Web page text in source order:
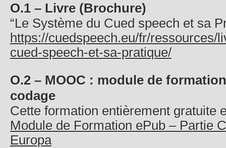
O.1 – Livre (Brochure)
“Le Système du Cued speech et sa
https://cuedspeech.eu/fr/ressources/
cued-speech-et-sa-pratique/
O.2 – MOOC : module de
codage
Cette formation entièrement gratuite
Module de Formation ePub – Partie
Europa